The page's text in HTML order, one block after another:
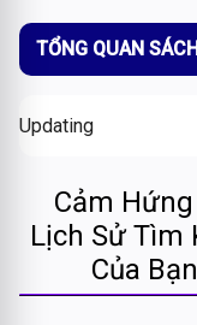
TỔNG QUAN
Updating
Cảm
Lịch Sử Tìm
Của Bạn